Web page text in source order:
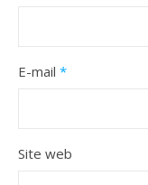
E-mail *
Site web